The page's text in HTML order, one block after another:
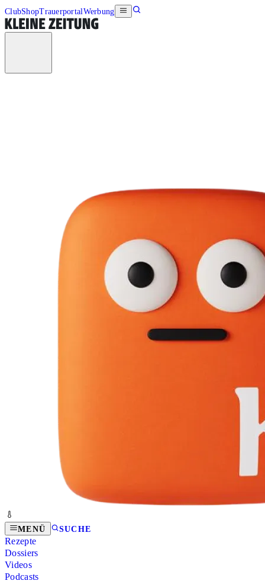
ClubShopTrauerportalWerbung
MENÜ SUCHE
Rezepte
Dossiers
Videos
Podcasts